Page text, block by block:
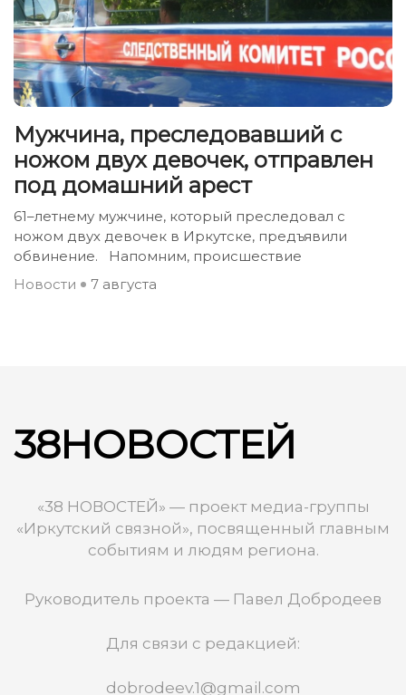
Мужчина, преследовавший с
ножом двух девочек, отправлен
под домашний арест
61–летнему мужчине, который преследовал с
ножом двух девочек в Иркутске, предъявили
обвинение. Напомним, происшествие
Новости
7 августа
38НОВОСТЕЙ
«38 НОВОСТЕЙ» — проект медиа-группы
«Иркутский связной», посвященный главным
событиям и людям региона.
Руководитель проекта — Павел Добродеев
Для связи с редакцией:
dobrodeev.1@gmail.com